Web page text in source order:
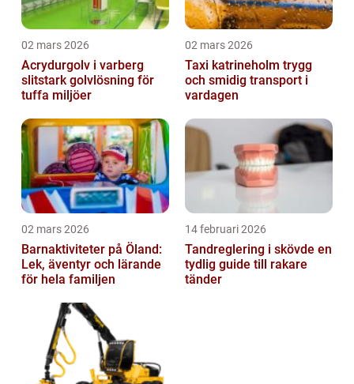
02 mars 2026
Acrydurgolv i varberg
slitstark golvlösning för
tuffa miljöer
02 mars 2026
Taxi katrineholm trygg
och smidig transport i
vardagen
02 mars 2026
Barnaktiviteter på Öland:
Lek, äventyr och lärande
för hela familjen
14 februari 2026
Tandreglering i skövde en
tydlig guide till rakare
tänder